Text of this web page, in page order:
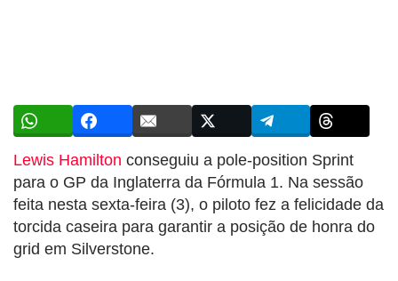
Lewis Hamilton conseguiu a pole-position Sprint
para o GP da Inglaterra da Fórmula 1. Na sessão
feita nesta sexta-feira (3), o piloto fez a felicidade da
torcida caseira para garantir a posição de honra do
grid em Silverstone.